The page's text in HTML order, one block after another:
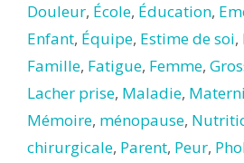
Douleur, École, Éducation,
Enfant, Équipe, Estime de soi,
Famille, Fatigue, Femme,
Lacher prise, Maladie,
Mémoire, ménopause,
chirurgicale, Parent, Peur,